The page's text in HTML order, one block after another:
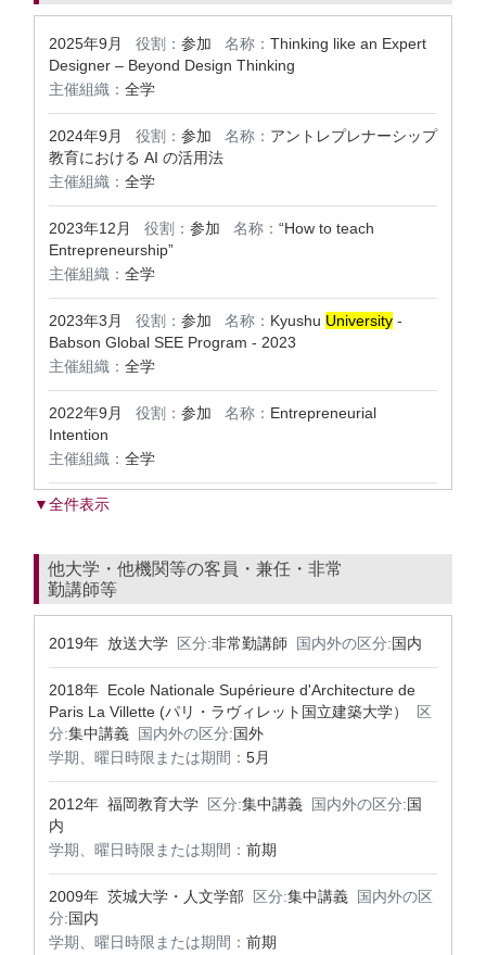
2025年9月 役割： 参加 名称： Thinking like an Expert
Designer – Beyond Design Thinking
主催組織： 全学
2024年9月 役割： 参加 名称： アントレプレナーシップ
教育における AI の活用法
主催組織： 全学
2023年12月 役割： 参加 名称： “How to teach
Entrepreneurship”
主催組織： 全学
2023年3月 役割： 参加 名称： Kyushu University -
Babson Global SEE Program - 2023
主催組織： 全学
2022年9月 役割： 参加 名称： Entrepreneurial
Intention
主催組織： 全学
▼全件表示
他大学・他機関等の客員・兼任・非常
勤講師等
2019年 放送大学 区分:非常勤講師 国内外の区分:国内
2018年 Ecole Nationale Supérieure d'Architecture de
Paris La Villette (パリ・ラヴィレット国立建築大学）
区
分:集中講義 国内外の区分:国外
学期、曜日時限または期間： 5月
2012年 福岡教育大学 区分:集中講義 国内外の区分:国
内
学期、曜日時限または期間： 前期
2009年 茨城大学・人文学部 区分:集中講義
国内外の区
分:国内
学期、曜日時限または期間： 前期